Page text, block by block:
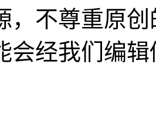
，不尊重原
会经我们编